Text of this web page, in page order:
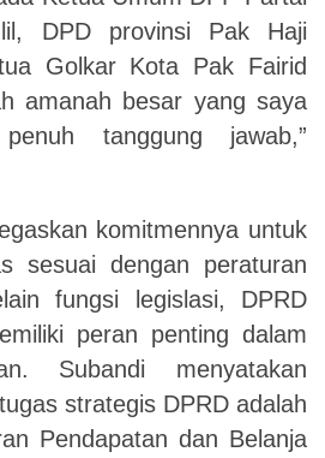
DPD provinsi Pak Haji
Golkar Kota Pak Fairid
amanah besar yang saya
tanggung jawab,”
komitmennya untuk
sesuai dengan peraturan
fungsi legislasi, DPRD
peran penting dalam
Subandi menyatakan
strategis DPRD adalah
Pendapatan dan Belanja